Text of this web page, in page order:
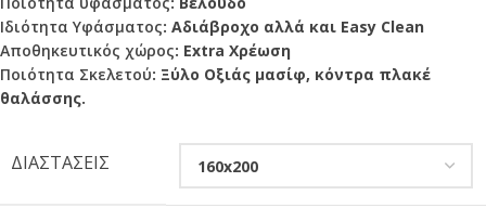
Ιδιότητα Υφάσματος: Αδιάβροχο αλλά και Easy Clean
Αποθηκευτικός χώρος: Extra Χρέωση
Ποιότητα Σκελετού: Ξύλο Οξιάς μασίφ, κόντρα πλακέ
θαλάσσης.
ΔΙΑΣΤΆΣΕΙΣ